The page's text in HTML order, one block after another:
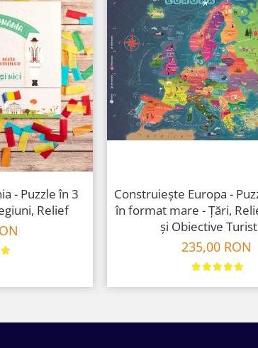
- Puzzle în 3
Relief
Construiește Europa -
în format mare - Țări,
și Obiective
235,00 RON